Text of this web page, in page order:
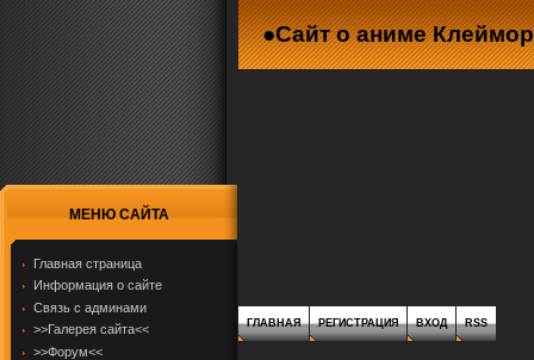
МЕНЮ САЙТА
Главная страница
Информация о сайте
Связь с админами
>>Галерея сайта<<
>>Форум<<
●Сайт о аниме
ГЛАВНАЯ РЕГИСТРАЦИЯ ВХОД RSS